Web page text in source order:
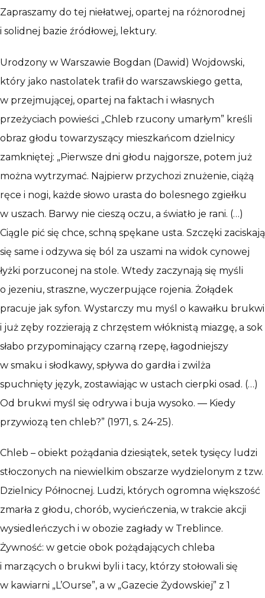
Zapraszamy do tej niełatwej, opartej na różnorodnej
i solidnej bazie źródłowej, lektury.
Urodzony w Warszawie Bogdan (Dawid) Wojdowski,
który jako nastolatek trafił do warszawskiego getta,
w przejmującej, opartej na faktach i własnych
przeżyciach powieści „Chleb rzucony umarłym” kreśli
obraz głodu towarzyszący mieszkańcom dzielnicy
zamkniętej: „Pierwsze dni głodu najgorsze, potem już
można wytrzymać. Najpierw przychoǳi znużenie, ciążą
ręce i nogi, każde słowo urasta do bolesnego zgiełku
w uszach. Barwy nie cieszą oczu, a światło je rani. (…)
Ciągle pić się chce, schną spękane usta. Szczęki zaciskają
się same i odzywa się ból za uszami na widok cynowej
łyżki porzuconej na stole. Wtedy zaczynają się myśli
o jeǳeniu, straszne, wyczerpujące rojenia. Żołądek
pracuje jak syfon. Wystarczy mu myśl o kawałku brukwi
i już zęby rozǳierają z chrzęstem włóknistą miazgę, a sok
słabo przypominający czarną rzepę, łagodniejszy
w smaku i słodkawy, spływa do gardła i zwilża
spuchnięty język, zostawiając w ustach cierpki osad. (…)
Od brukwi myśl się odrywa i buja wysoko. — Kiedy
przywiozą ten chleb?” (1971, s. 24-25).
Chleb – obiekt pożądania dziesiątek, setek tysięcy ludzi
stłoczonych na niewielkim obszarze wydzielonym z tzw.
Dzielnicy Północnej. Ludzi, których ogromna większość
zmarła z głodu, chorób, wycieńczenia, w trakcie akcji
wysiedleńczych i w obozie zagłady w Treblince.
Żywność: w getcie obok pożądających chleba
i marzących o brukwi byli i tacy, którzy stołowali się
w kawiarni „L’Ourse”, a w „Gazecie Żydowskiej” z 1